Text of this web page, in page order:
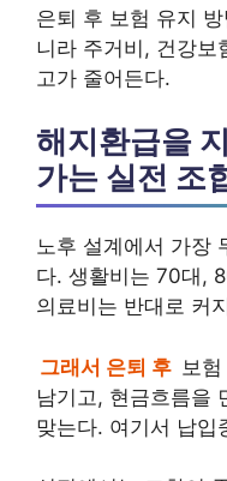
은퇴 후 보험 유지
니라 주거비, 건강보
고가 줄어든다.
해지환급을
가는 실전 조
노후 설계에서 가장
다. 생활비는 70대,
의료비는 반대로 커
그래서 은퇴 후 보
남기고, 현금흐름을
맞는다. 여기서 납입